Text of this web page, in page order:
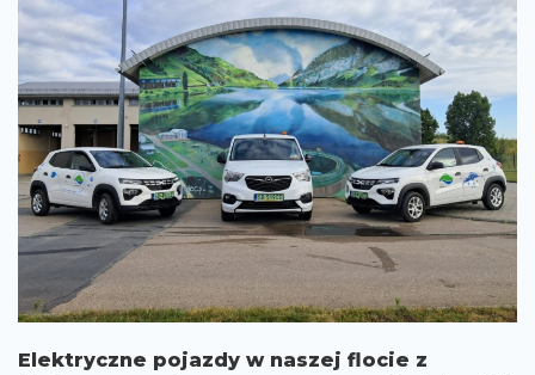
Elektryczne pojazdy w naszej flocie z